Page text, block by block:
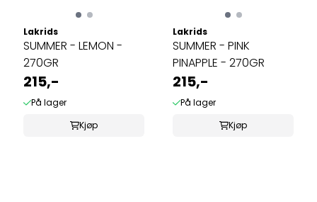
Lakrids
SUMMER - LEMON -
270GR
215,-
På lager
Kjøp
Lakrids
SUMMER - PINK
PINAPPLE - 270GR
215,-
På lager
Kjøp